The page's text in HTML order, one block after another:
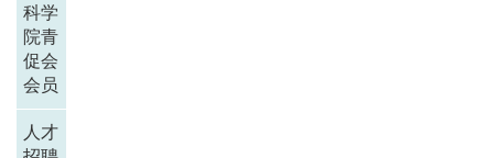
科学
院青
促会
会员
人才